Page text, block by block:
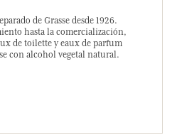
de Grasse desde 1926.
hasta la comercialización,
de toilette y eaux de parfum
con alcohol vegetal natural.